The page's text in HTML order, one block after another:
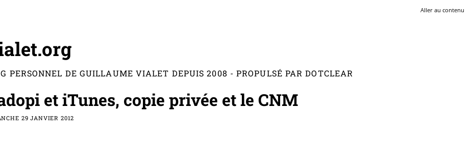
Aller au contenu
PERSONNEL DE GUILLAUME VIALET DEPUIS 2008 - PROPULSÉ PAR DOTCLEAR
et iTunes, copie privée et le CNM
29 JANVIER 2012